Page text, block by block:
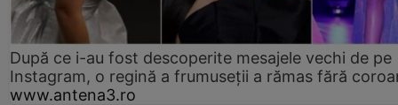
După ce i-au fost descoperite mesajele vechi de pe
Instagram, o regină a frumuseții a rămas fără
www.antena3.ro